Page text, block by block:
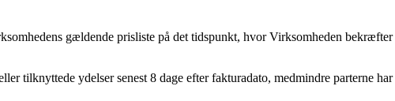
gældende prisliste på det tidspunkt, hvor Virksomheden
tilknyttede ydelser senest 8 dage efter fakturadato, medmindre parterne